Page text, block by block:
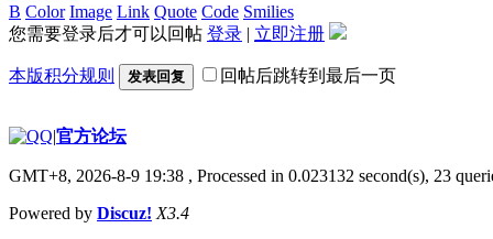
B Color Image Link Quote Code Smilies
您需要登录后才可以回帖 登录 | 立即注册
本版积分规则 发表回复 回帖后跳转到最后一页
|官方论坛
GMT+8, 2026-8-9 19:38 , Processed in 0.023132 second(s), 23
Powered by Discuz! X3.4